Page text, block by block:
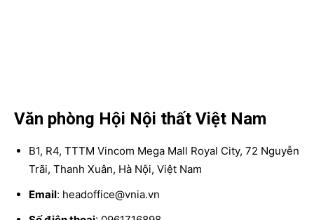
Văn phòng Hội Nội thất Việt Nam
B1, R4, TTTM Vincom Mega Mall Royal City, 72 Nguyễn
Trãi, Thanh Xuân, Hà Nội, Việt Nam
Email: headoffice@vnia.vn